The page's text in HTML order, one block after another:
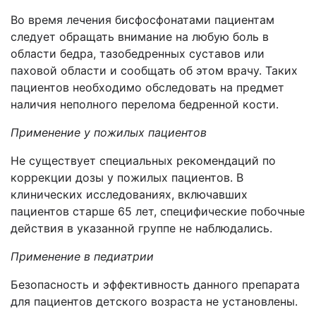
Во время лечения бисфосфонатами пациентам
следует обращать внимание на любую боль в
области бедра, тазобедренных суставов или
паховой области и сообщать об этом врачу. Таких
пациентов необходимо обследовать на предмет
наличия неполного перелома бедренной кости.
Применение у пожилых пациентов
Не существует специальных рекомендаций по
коррекции дозы у пожилых пациентов. В
клинических исследованиях, включавших
пациентов старше 65 лет, специфические побочные
действия в указанной группе не наблюдались.
Применение в педиатрии
Безопасность и эффективность данного препарата
для пациентов детского возраста не установлены.